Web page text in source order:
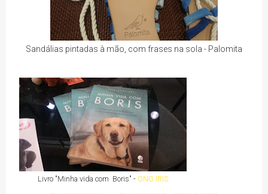
Sandálias pintadas à mão, com frases na sola - Palomita
Livro "Minha vida com Boris" - ONG IRIS